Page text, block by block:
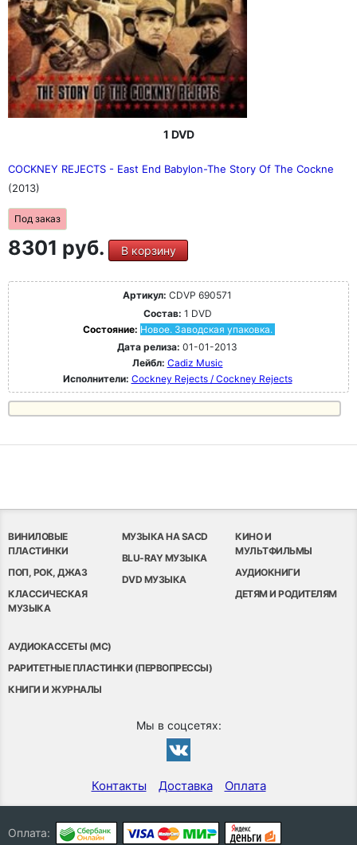
1 DVD
COCKNEY REJECTS - East End Babylon-The Story Of The Cockne
(2013)
Под заказ
8301 руб. В корзину
Артикул: CDVP 690571
Состав: 1 DVD
Состояние: Новое. Заводская упаковка.
Дата релиза: 01-01-2013
Лейбл: Cadiz Music
Исполнители: Cockney Rejects / Cockney Rejects
ВИНИЛОВЫЕ
ПЛАСТИНКИ
ПОП, РОК, ДЖАЗ
КЛАССИЧЕСКАЯ
МУЗЫКА
МУЗЫКА НА SACD
BLU-RAY МУЗЫКА
DVD МУЗЫКА
КИНО И
МУЛЬТФИЛЬМЫ
АУДИОКНИГИ
ДЕТЯМ И РОДИТЕЛЯМ
АУДИОКАССЕТЫ (MC)
РАРИТЕТНЫЕ ПЛАСТИНКИ (ПЕРВОПРЕССЫ)
КНИГИ И ЖУРНАЛЫ
Мы в соцсетях:
Контакты Доставка Оплата
Оплата: